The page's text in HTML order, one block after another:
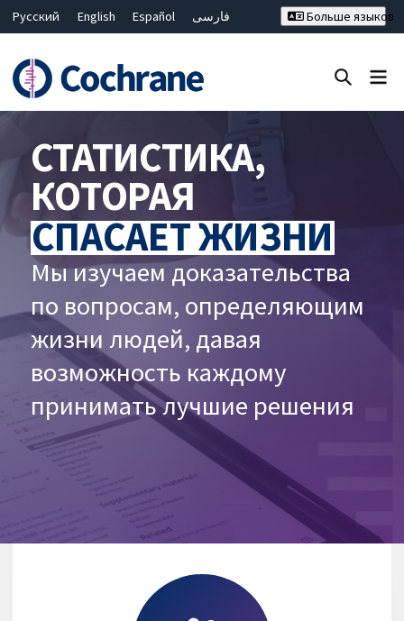
Русский English Español
فارسی
Bahasa Malaysia
ไทย
繁體中文
简体中文
Больше языков
Закрыть поиск ✖
СТАТИСТИКА,
КОТОРАЯ
СПАСАЕТ ЖИЗНИ
Мы изучаем доказательства
по вопросам, определяющим
жизни людей, давая
возможность каждому
принимать лучшие решения